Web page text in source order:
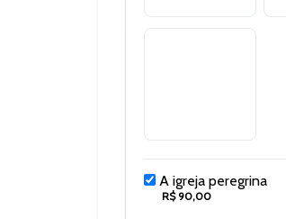
A igreja peregrina
R$ 90,00